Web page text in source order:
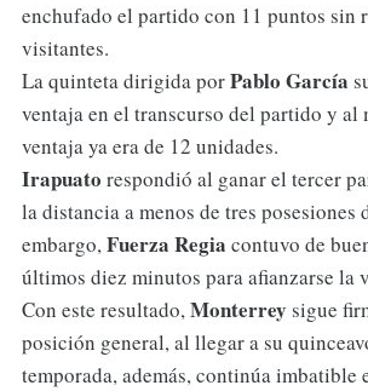
enchufado el partido con 11 puntos sin
visitantes.
La quinteta dirigida porPablo García
ventaja en el transcurso del partido y al
ventaja ya era de 12 unidades.
Irapuato respondió al ganar el tercer
la distancia a menos de tres posesiones
embargo,Fuerza Regia contuvo de
últimos diez minutos para afianzarse la
Con este resultado,Monterrey sigue
posición general, al llegar a su
temporada, además, continúa imbatible